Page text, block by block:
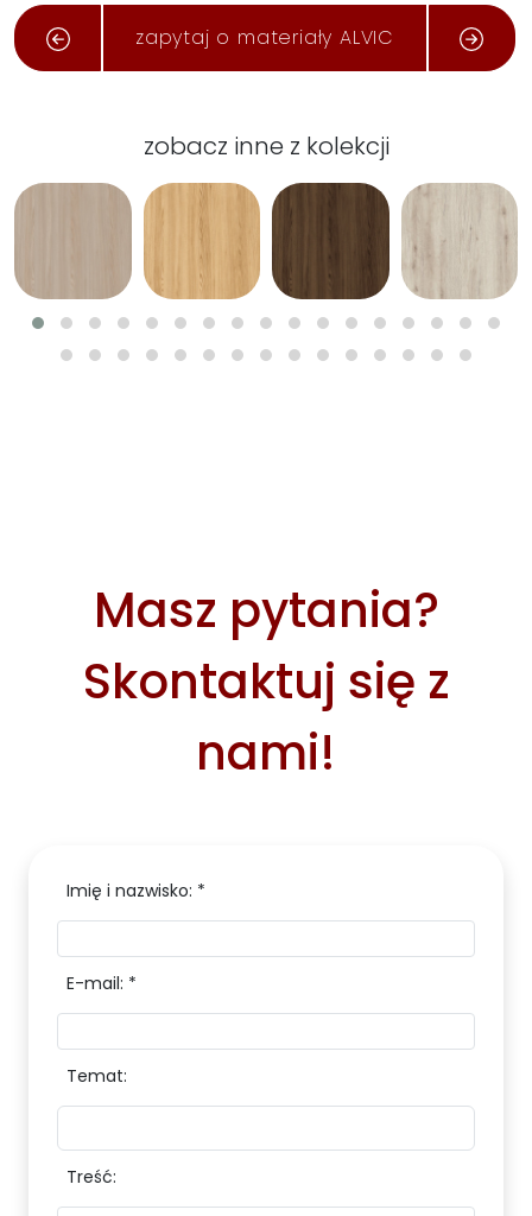
zapytaj o materiały ALVIC
zobacz inne z kolekcji
Masz pytania?
Skontaktuj się z
nami!
Imię i nazwisko: *
E-mail: *
Temat:
Treść: